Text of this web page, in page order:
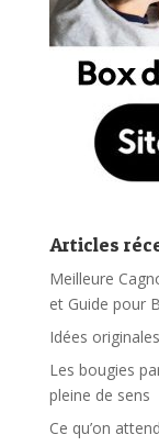
Articles
Meilleure
et Guide pour
Idées
Les bougies
pleine de sens
Ce qu’on